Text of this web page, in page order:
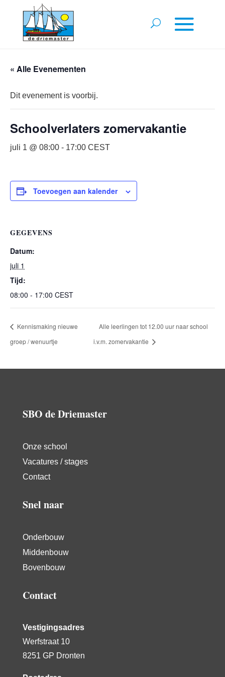
« Alle Evenementen
Dit evenement is voorbij.
Schoolverlaters zomervakantie
juli 1 @ 08:00 - 17:00 CEST
Toevoegen aan kalender
GEGEVENS
Datum:
juli 1
Tijd:
08:00 - 17:00 CEST
Kennismaking nieuwe
groep / wenuurtje
Alle leerlingen tot 12.00 uur naar school
i.v.m. zomervakantie
SBO de Driemaster
Onze school
Vacatures / stages
Contact
Snel naar
Onderbouw
Middenbouw
Bovenbouw
Contact
Vestigingsadres
Werfstraat 10
8251 GP Dronten